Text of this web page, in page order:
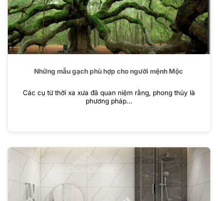
Những mẫu gạch phù hợp cho người mệnh Mộc
Các cụ từ thời xa xưa đã quan niệm rằng, phong thủy là
phương pháp...